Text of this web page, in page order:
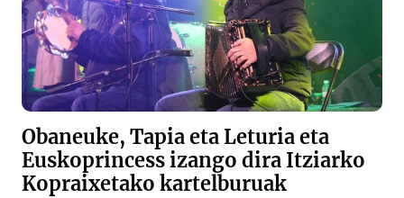
Obaneuke, Tapia eta Leturia eta
Euskoprincess izango dira Itziarko
Kopraixetako kartelburuak